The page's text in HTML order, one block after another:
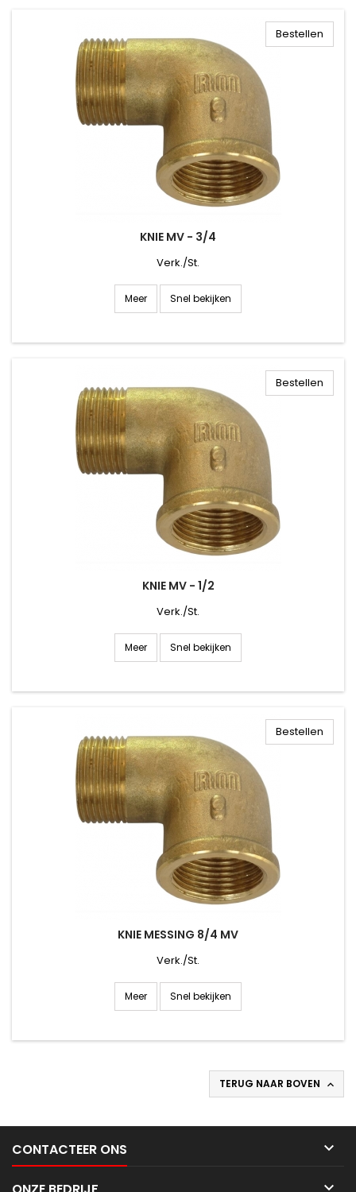
KNIE MV - 3/4
Verk./St.
Meer Snel bekijken
Bestellen
KNIE MV - 1/2
Verk./St.
Meer Snel bekijken
Bestellen
KNIE MESSING 8/4 MV
Verk./St.
Meer Snel bekijken
Bestellen
TERUG NAAR BOVEN 
CONTACTEER ONS 
